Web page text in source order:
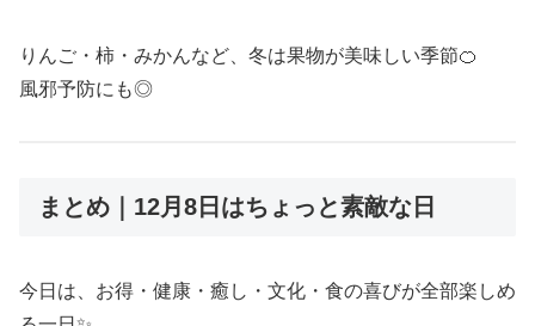
りんご・柿・みかんなど、冬は果物が美味しい季節🍊
風邪予防にも◎
まとめ｜12月8日はちょっと素敵な日
今日は、お得・健康・癒し・文化・食の喜びが全部楽しめ